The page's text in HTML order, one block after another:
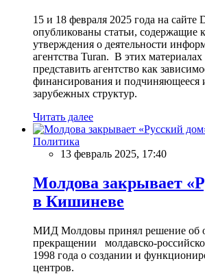
15 и 18 февраля 2025 года на сайте
опубликованы статьи, содержащие
утверждения о деятельности
агентства Turan. В этих материалах
представить агентство как
финансирования и подчиняющееся
зарубежных структур.
Читать далее
Политика
13 февраль 2025, 17:40
Молдова закрывает
в Кишиневе
МИД Молдовы принял решение об
прекращении молдавско-
1998 года о создании и
центров.